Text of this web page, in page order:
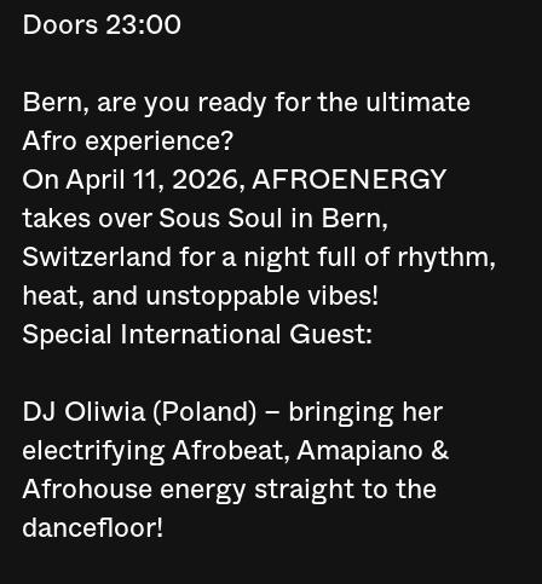
Doors 23:00
Bern, are you ready for the ultimate
Afro experience?
On April 11, 2026, AFROENERGY
takes over Sous Soul in Bern,
Switzerland for a night full of rhythm,
heat, and unstoppable vibes!
Special International Guest:
DJ Oliwia (Poland) – bringing her
electrifying Afrobeat, Amapiano &
Afrohouse energy straight to the
dancefloor!